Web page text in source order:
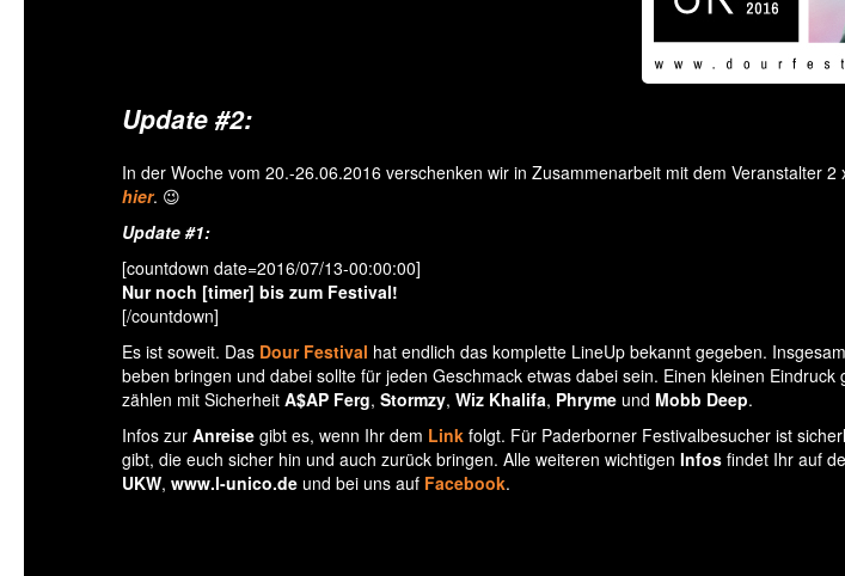
Update #2:
In der Woche vom 20.-26.06.2016 verschenken wir in Zusammenarbeit mit dem Veranstalter
hier. 😉
Update #1:
[countdown date=2016/07/13-00:00:00]
Nur noch [timer] bis zum Festival!
[/countdown]
Es ist soweit. Das Dour Festival hat endlich das komplette LineUp bekannt gegeben.
beben bringen und dabei sollte für jeden Geschmack etwas dabei sein. Einen kleinen Eindruck
zählen mit Sicherheit A$AP Ferg, Stormzy, Wiz Khalifa, Phryme und Mobb Deep.
Infos zur Anreise gibt es, wenn Ihr dem Link folgt. Für Paderborner Festivalbesucher ist
gibt, die euch sicher hin und auch zurück bringen. Alle weiteren wichtigen Infos findet Ihr auf
UKW, www.l-unico.de und bei uns auf Facebook.